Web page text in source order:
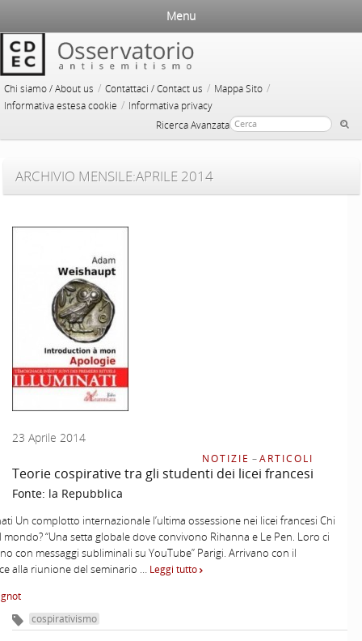
Chi siamo / About us / Contattaci / Contact us / Mappa Sito /
Informativa estesa cookie / Informativa privacy
Ricerca Avanzata
Menu
ARCHIVIO MENSILE:APRILE 2014
23 Aprile 2014
NOTIZIE –ARTICOLI
Teorie cospirative tra gli studenti dei licei francesi
Fonte: la Repubblica
Un complotto internazionale l’ultima ossessione nei licei francesi Chi
mondo? “Una setta globale dove convivono Rihanna e Le Pen. Loro ci
con messaggi subliminali su YouTube” Parigi. Arrivano con il
alla riunione del seminario … Leggi tutto
cospirativismo